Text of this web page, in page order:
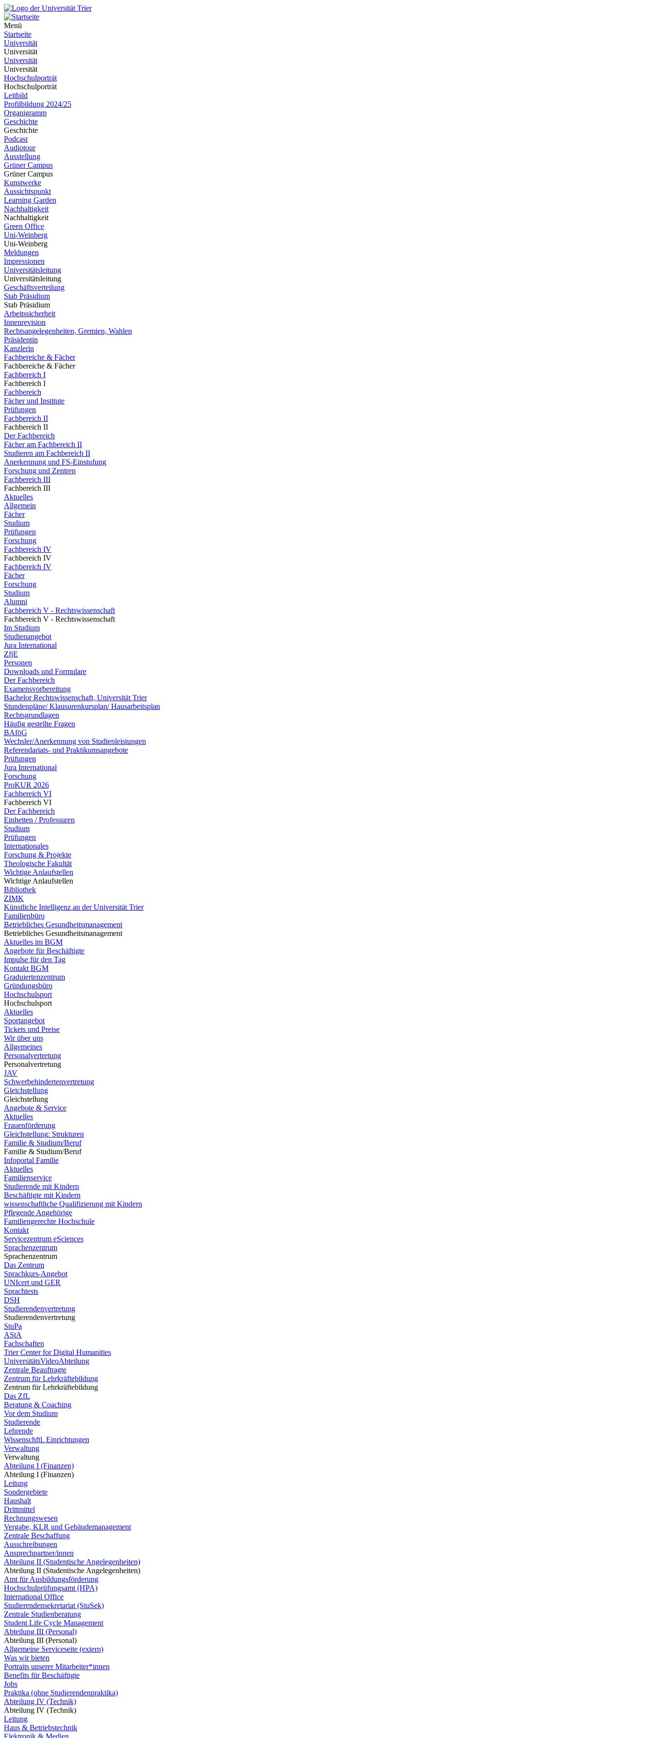
Menü
Startseite
Universität
Universität
Universität
Universität
Hochschulporträt
Hochschulporträt
Leitbild
Profilbildung 2024/25
Organigramm
Geschichte
Geschichte
Podcast
Audiotour
Ausstellung
Grüner Campus
Grüner Campus
Kunstwerke
Aussichtspunkt
Learning Garden
Nachhaltigkeit
Nachhaltigkeit
Green Office
Uni-Weinberg
Uni-Weinberg
Meldungen
Impressionen
Universitätsleitung
Universitätsleitung
Geschäftsverteilung
Stab Präsidium
Stab Präsidium
Arbeitssicherheit
Innenrevision
Rechtsangelegenheiten, Gremien, Wahlen
Präsidentin
Kanzlerin
Fachbereiche & Fächer
Fachbereiche & Fächer
Fachbereich I
Fachbereich I
Fachbereich
Fächer und Institute
Prüfungen
Fachbereich II
Fachbereich II
Der Fachbereich
Fächer am Fachbereich II
Studieren am Fachbereich II
Anerkennung und FS-Einstufung
Forschung und Zentren
Fachbereich III
Fachbereich III
Aktuelles
Allgemein
Fächer
Studium
Prüfungen
Forschung
Fachbereich IV
Fachbereich IV
Fachbereich IV
Fächer
Forschung
Studium
Alumni
Fachbereich V - Rechtswissenschaft
Fachbereich V - Rechtswissenschaft
Im Studium
Studienangebot
Jura International
ZfjE
Personen
Downloads und Formulare
Der Fachbereich
Examensvorbereitung
Bachelor Rechtswissenschaft, Universität Trier
Stundenpläne/ Klausurenkursplan/ Hausarbeitsplan
Rechtsgrundlagen
Häufig gestellte Fragen
BAföG
Wechsler/Anerkennung von Studienleistungen
Referendariats- und Praktikumsangebote
Prüfungen
Jura International
Forschung
ProKUR 2026
Fachbereich VI
Fachbereich VI
Der Fachbereich
Einheiten / Professuren
Studium
Prüfungen
Internationales
Forschung & Projekte
Theologische Fakultät
Wichtige Anlaufstellen
Wichtige Anlaufstellen
Bibliothek
ZIMK
Künstliche Intelligenz an der Universität Trier
Familienbüro
Betriebliches Gesundheitsmanagement
Betriebliches Gesundheitsmanagement
Aktuelles im BGM
Angebote für Beschäftigte
Impulse für den Tag
Kontakt BGM
Graduiertenzentrum
Gründungsbüro
Hochschulsport
Hochschulsport
Aktuelles
Sportangebot
Tickets und Preise
Wir über uns
Allgemeines
Personalvertretung
Personalvertretung
JAV
Schwerbehindertenvertretung
Gleichstellung
Gleichstellung
Angebote & Service
Aktuelles
Frauenförderung
Gleichstellung: Strukturen
Familie & Studium/Beruf
Familie & Studium/Beruf
Infoportal Familie
Aktuelles
Familienservice
Studierende mit Kindern
Beschäftigte mit Kindern
wissenschaftliche Qualifizierung mit Kindern
Pflegende Angehörige
Familiengerechte Hochschule
Kontakt
Servicezentrum eSciences
Sprachenzentrum
Sprachenzentrum
Das Zentrum
Sprachkurs-Angebot
UNIcert und GER
Sprachtests
DSH
Studierendenvertretung
Studierendenvertretung
StuPa
AStA
Fachschaften
Trier Center for Digital Humanities
UniversitätsVideoAbteilung
Zentrale Beauftragte
Zentrum für Lehrkräftebildung
Zentrum für Lehrkräftebildung
Das ZfL
Beratung & Coaching
Vor dem Studium
Studierende
Lehrende
Wissenschftl. Einrichtungen
Verwaltung
Verwaltung
Abteilung I (Finanzen)
Abteilung I (Finanzen)
Leitung
Sondergebiete
Haushalt
Drittmittel
Rechnungswesen
Vergabe, KLR und Gebäudemanagement
Zentrale Beschaffung
Ausschreibungen
Ansprechpartner/innen
Abteilung II (Studentische Angelegenheiten)
Abteilung II (Studentische Angelegenheiten)
Amt für Ausbildungsförderung
Hochschulprüfungsamt (HPA)
International Office
Studierendensekretariat (StuSek)
Zentrale Studienberatung
Student Life Cycle Management
Abteilung III (Personal)
Abteilung III (Personal)
Allgemeine Serviceseite (extern)
Was wir bieten
Portraits unserer Mitarbeiter*innen
Benefits für Beschäftigte
Jobs
Praktika (ohne Studierendenpraktika)
Abteilung IV (Technik)
Abteilung IV (Technik)
Leitung
Haus & Betriebstechnik
Elektronik & Medien